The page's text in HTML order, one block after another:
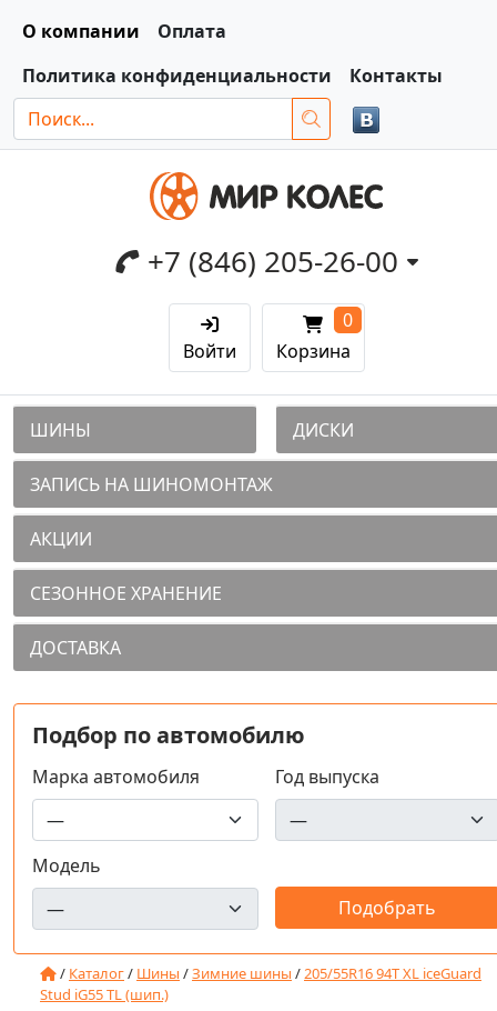
О компании
Оплата
Политика конфиденциальности
Контакты
+7 (846) 205-26-00
Войти Корзина
0
ШИНЫ ДИСКИ
ЗАПИСЬ НА ШИНОМОНТАЖ
АКЦИИ
СЕЗОННОЕ ХРАНЕНИЕ
ДОСТАВКА
Подбор по автомобилю
Марка автомобиля Год выпуска
Модель
/ Каталог/ Шины /Зимние шины /205/55R16 94T XL iceGuard
Stud iG55 TL (шип.)